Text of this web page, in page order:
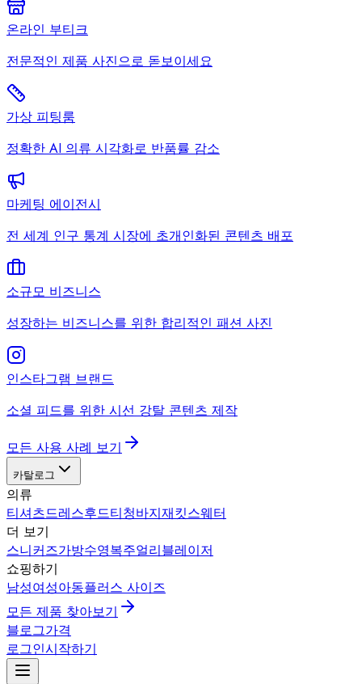
온라인 부티크
전문적인 제품 사진으로 돋보이세요
가상 피팅룸
정확한 AI 의류 시각화로 반품률 감소
마케팅 에이전시
전 세계 인구 통계 시장에 초개인화된 콘텐츠 배포
소규모 비즈니스
성장하는 비즈니스를 위한 합리적인 패션 사진
인스타그램 브랜드
소셜 피드를 위한 시선 강탈 콘텐츠 제작
모든 사용 사례 보기
카탈로그
의류
티셔츠드레스후드티청바지재킷스웨터
더 보기
스니커즈가방수영복주얼리블레이저
쇼핑하기
남성여성아동플러스 사이즈
모든 제품 찾아보기
블로그가격
로그인시작하기